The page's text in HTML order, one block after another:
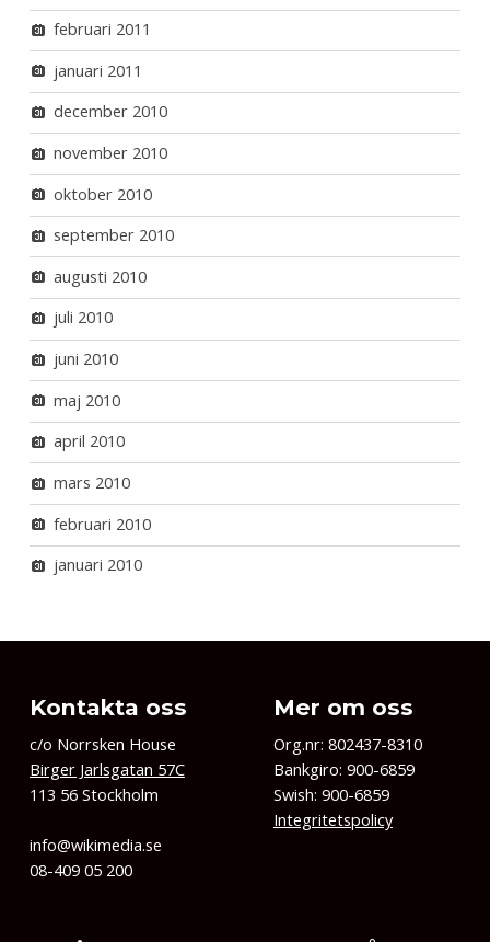
februari 2011
januari 2011
december 2010
november 2010
oktober 2010
september 2010
augusti 2010
juli 2010
juni 2010
maj 2010
april 2010
mars 2010
februari 2010
januari 2010
Kontakta oss
c/o Norrsken House
Birger Jarlsgatan 57C
113 56 Stockholm
info@wikimedia.se
08-409 05 200
Mer om oss
Org.nr: 802437-8310
Bankgiro: 900-6859
Swish: 900-6859
Integritetspolicy